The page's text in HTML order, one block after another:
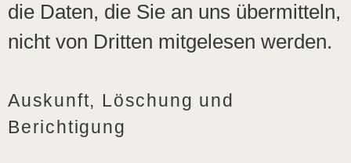
die Daten, die Sie an uns übermitteln,
nicht von Dritten mitgelesen werden.
Auskunft, Löschung und
Berichtigung